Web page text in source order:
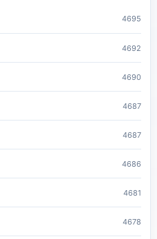
4695
4692
4690
4687
4687
4686
4681
4678